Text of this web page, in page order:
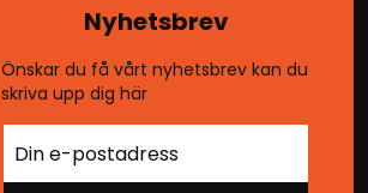
Nyhetsbrev
Önskar du få vårt nyhetsbrev kan du
skriva upp dig här